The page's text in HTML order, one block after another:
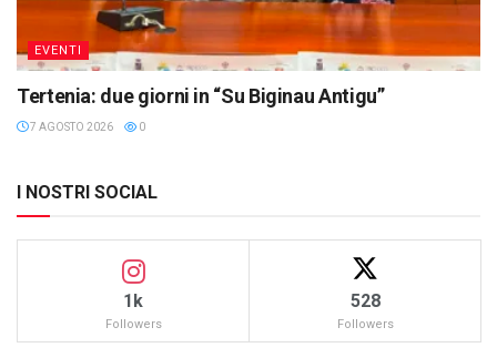
EVENTI
Tertenia: due giorni in “Su Biginau Antigu”
7 AGOSTO 2026 0
I NOSTRI SOCIAL
1k
Followers
528
Followers